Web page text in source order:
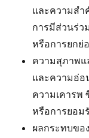
และความสำ
การมีส่วนร่ว
หรือการยกย่
ความสุภาพแ
และความอ่
ความเคารพ
หรือการยอม
ผลกระทบขอ